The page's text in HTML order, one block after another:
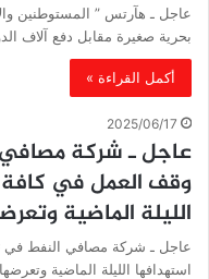
عاجل ـ هآرتس ” المستوطنين
بحرية صغيرة مقابل دفع آلاف
أكمل القراءة »
2025/06/17
عاجل ـ شركة
وقف العمل في كافة
الليلة الماضية
عاجل ـ شركة مصافي النفط في
استهدافها الليلة الماضية